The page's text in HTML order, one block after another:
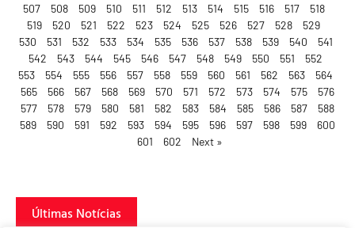
507
508 509 510 511 512 513 514 515 516 517
518
519
520 521 522 523 524 525 526 527 528
529
530
531 532 533 534 535 536 537 538 539 540
541
542
543 544 545 546 547 548 549 550 551
552
553
554 555 556 557 558 559 560 561 562 563
564
565
566 567 568 569 570 571 572 573 574 575
576
577
578 579 580 581 582 583 584 585 586 587
588
589
590 591 592 593 594 595 596 597 598 599
600
601
602 Next »
Últimas Notícias